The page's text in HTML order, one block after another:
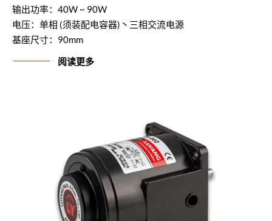
输出功率：40W ~ 90W
电压：单相 (须装配电容器)丶三相交流电源
基座尺寸：90mm
阅读更多